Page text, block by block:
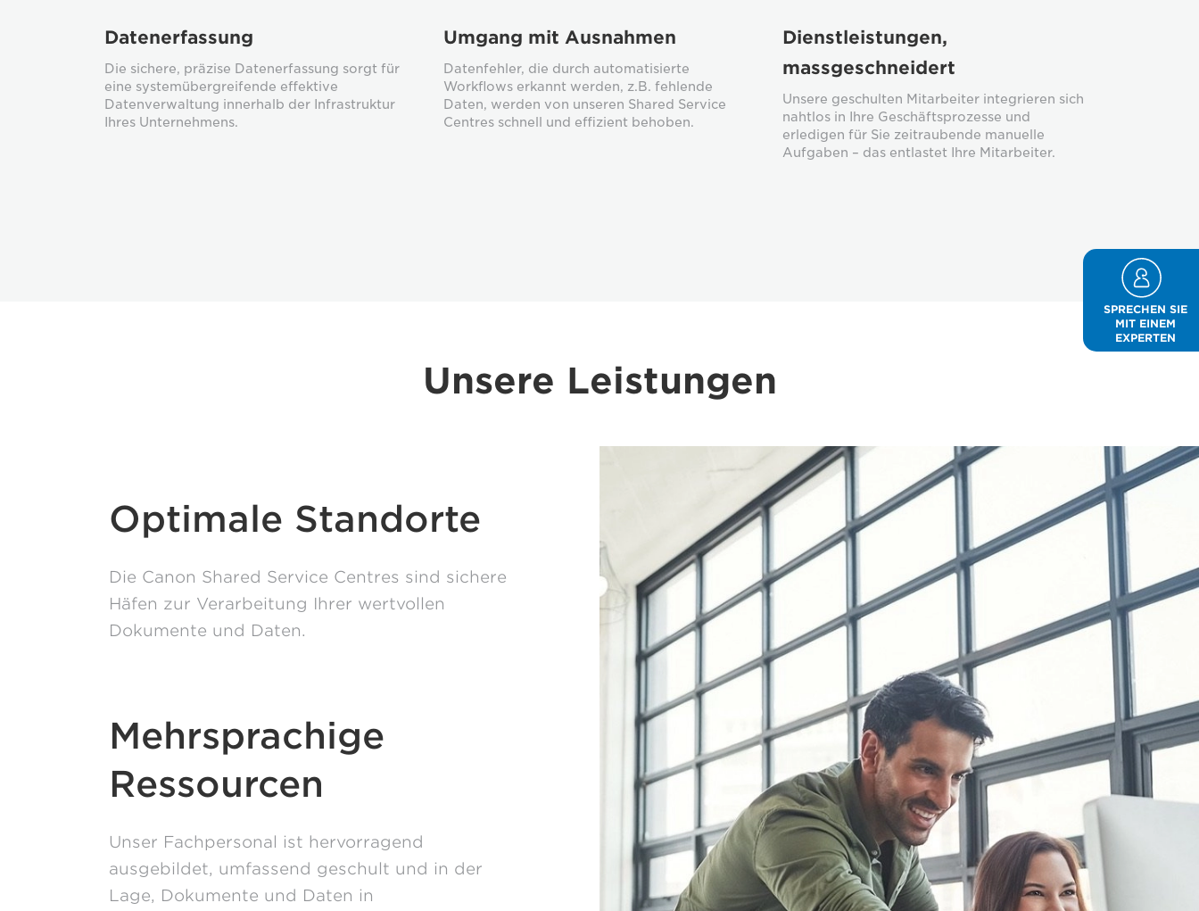
Datenerfassung
Die sichere, präzise Datenerfassung sorgt für
eine systemübergreifende effektive
Datenverwaltung innerhalb der Infrastruktur
Ihres Unternehmens.
Umgang mit Ausnahmen
Datenfehler, die durch automatisierte
Workflows erkannt werden, z.B. fehlende
Daten, werden von unseren Shared Service
Centres schnell und effizient behoben.
Dienstleistungen,
massgeschneidert
Unsere geschulten Mitarbeiter integrieren sich
nahtlos in Ihre Geschäftsprozesse und
erledigen für Sie zeitraubende manuelle
Aufgaben – das entlastet Ihre Mitarbeiter.
Unsere Leistungen
Optimale Standorte
Die Canon Shared Service Centres sind sichere
Häfen zur Verarbeitung Ihrer wertvollen
Dokumente und Daten.
Mehrsprachige
Ressourcen
Unser Fachpersonal ist hervorragend
ausgebildet, umfassend geschult und in der
Lage, Dokumente und Daten in
SPRECHEN SIE
MIT EINEM
EXPERTEN